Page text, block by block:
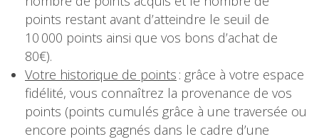
points restant avant d’atteindre le seuil de
10 000 points ainsi que vos bons d’achat de
80€).
Votre historique de points : grâce à votre espace
fidélité, vous connaîtrez la provenance de vos
points (points cumulés grâce à une traversée ou
encore points gagnés dans le cadre d’une